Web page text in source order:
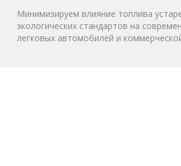
Минимизируем влияние топлива
экологических стандартов на
легковых автомобилей и